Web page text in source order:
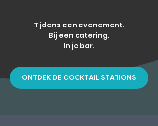
Tijdens een evenement.
Bij een catering.
In je bar.
ONTDEK DE COCKTAIL STATIONS